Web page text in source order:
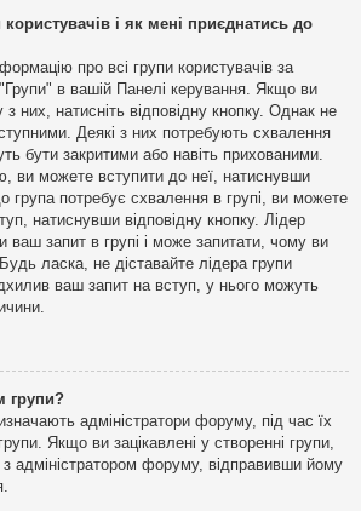
і як мені приєднатись до
про всі групи користувачів за
в вашій Панелі керування. Якщо ви
них, натисніть відповідну кнопку. Однак не
Деякі з них потребують схвалення
бути закритими або навіть прихованими.
ви можете вступити до неї, натиснувши
група потребує схвалення в групі, ви можете
натиснувши відповідну кнопку. Лідер
ваш запит в групі і може запитати, чому ви
ласка, не діставайте лідера групи
ваш запит на вступ, у нього можуть
групи?
адміністратори форуму, під час їх
Якщо ви зацікавлені у створенні групи,
з адміністратором форуму, відправивши йому